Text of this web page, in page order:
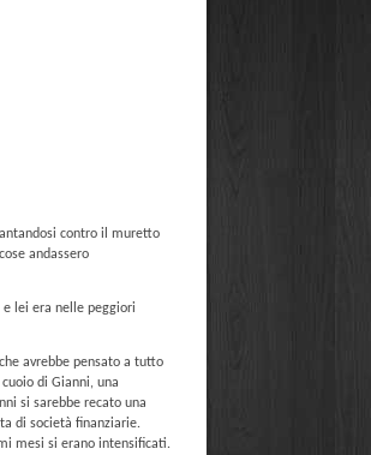
contro il muretto
andassero
lei era nelle peggiori
avrebbe pensato a tutto
di Gianni, una
si sarebbe recato una
di società finanziarie.
mesi si erano intensificati.